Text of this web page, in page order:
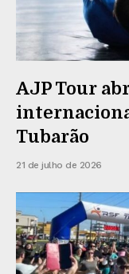
AJP Tour
Tubarão
21 de julho de 2026